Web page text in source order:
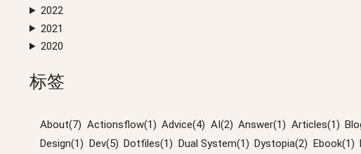
2022
2021
2020
标签
About(7) Actionsflow(1) Advice(4) AI(2) Answer(1) Articles(1)
Design(1) Dev(5) Dotfiles(1) Dual System(1) Dystopia(2) Ebook(1)